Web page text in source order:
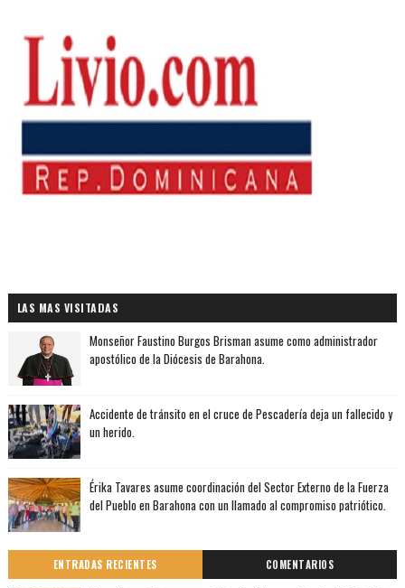
LAS MAS VISITADAS
Monseñor Faustino Burgos Brisman asume como administrador
apostólico de la Diócesis de Barahona.
Accidente de tránsito en el cruce de Pescadería deja un fallecido y
un herido.
Érika Tavares asume coordinación del Sector Externo de la Fuerza
del Pueblo en Barahona con un llamado al compromiso patriótico.
ENTRADAS RECIENTES COMENTARIOS